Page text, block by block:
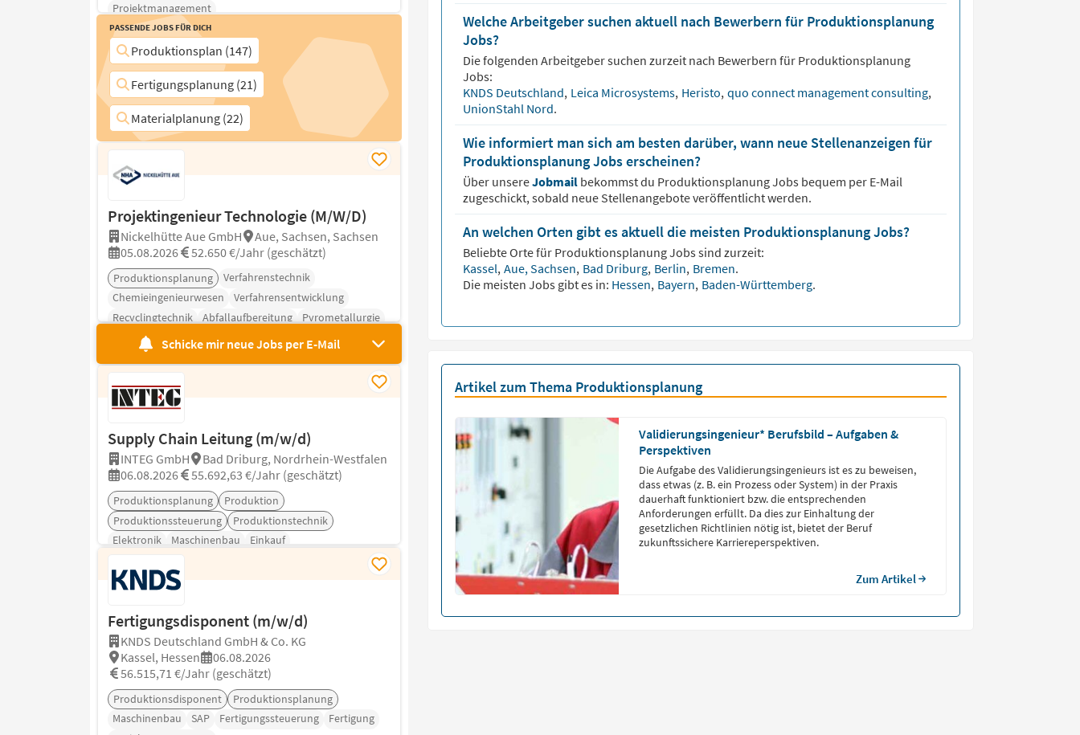
Projektmanagement
Passende Jobs für Dich
Produktionsplan (147)
Fertigungsplanung (21)
Materialplanung (22)
Projektingenieur Technologie (M/W/D)
Nickelhütte Aue GmbH
Aue, Sachsen, Sachsen
05.08.2026
52.650 €/Jahr (geschätzt)
Produktionsplanung
Verfahrenstechnik
Chemieingenieurwesen
Verfahrensentwicklung
Recyclingtechnik
Abfallaufbereitung Pyrometallurgie
Schicke mir neue Jobs per E-Mail
Supply Chain Leitung (m/w/d)
INTEG GmbH
Bad Driburg, Nordrhein-Westfalen
06.08.2026
55.692,63 €/Jahr (geschätzt)
Produktionsplanung
Produktion
Produktionssteuerung
Produktionstechnik
Elektronik
Maschinenbau Einkauf
Fertigungsdisponent (m/w/d)
KNDS Deutschland GmbH & Co. KG
Kassel, Hessen
06.08.2026
56.515,71 €/Jahr (geschätzt)
Produktionsdisponent
Produktionsplanung
Maschinenbau
SAP Fertigungssteuerung
Fertigung
Welche Arbeitgeber suchen aktuell nach Bewerbern für Produktionsplanung
Jobs?
Die folgenden Arbeitgeber suchen zurzeit nach Bewerbern für Produktionsplanung
Jobs:
KNDS Deutschland, Leica Microsystems, Heristo, quo connect management consulting,
UnionStahl Nord.
Wie informiert man sich am besten darüber, wann neue Stellenanzeigen für
Produktionsplanung Jobs erscheinen?
Über unsereJobmail bekommst du ProduktionsplanungJobs bequem per E-Mail
zugeschickt, sobald neue Stellenangebote veröffentlicht werden.
An welchen Orten gibt es aktuell die meisten Produktionsplanung Jobs?
Beliebte Orte für ProduktionsplanungJobs sind zurzeit:
Kassel, Aue, Sachsen, Bad Driburg, Berlin, Bremen.
Die meisten Jobs gibt es in: Hessen, Bayern, Baden-Württemberg.
Artikel zum Thema Produktionsplanung
Validierungsingenieur* Berufsbild – Aufgaben &
Perspektiven
Die Aufgabe des Validierungsingenieurs ist es zu beweisen,
dass etwas (z. B. ein Prozess oder System) in der Praxis
dauerhaft funktioniert bzw. die entsprechenden
Anforderungen erfüllt. Da dies zur Einhaltung der
gesetzlichen Richtlinien nötig ist, bietet der Beruf
zukunftssichere Karriereperspektiven.
Zum Artikel